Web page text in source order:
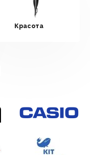
Красота